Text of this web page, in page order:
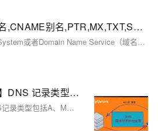
DNS详解: A记录,子域名,CNAME别名,PTR,MX,TXT,SRV,TTL
DNS DNS，Domain Name System或者Domain Name Service（域名系统或者域名服务）。域名系统为Internet上的主机分配域名地址和IP地址。由于网络中的计算机都必须有个IP地址，来识别, 互相之间才能通信,但让我们记住一大串的IP地址来访问网站显然是不可能的,所以用户使用域名地址，而DNS系统的功能就是自动把域名地址翻译为IP地址。
【域名解析 DNS 专栏】DNS 记录类型全解析：A、MX、CNAME 与更多
【5月更文挑战第22天】DNS记录类型包括A、MX、CNAME等，用于确保域名与网络资源准确关联。A记录将域名指向IPv4地址，MX记录指定邮件服务器，CNAME则用于创建域名别名。其他记录如NS记录指定名称服务器，TXT记录用于验证和设置策略，SRV记录定义服务位置。正确配置DNS记录对网络运行至关重要，需注意信息准确性和及时更新。理解和运用这些记录能优化网络环境，支持各种在线服务。